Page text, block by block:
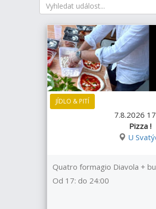
JÍDLO & PITÍ
7.8.2026
Pizza !
U
Quatro formagio Diavola +
Od 17: do 24:00